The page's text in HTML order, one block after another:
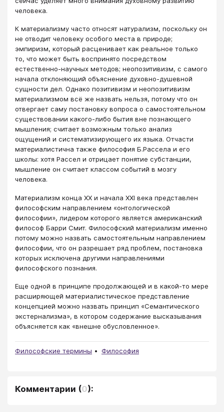
человека.
К материализму часто относят натурализм, поскольку он
не отводит человеку особого места в природе;
эмпиризм, который расценивает как реальное только
то, что может быть воспринято посредством
естественно-научных методов; неопозитивизм, с самого
начала отклоняющий объяснение духовно-душевной
сущности дел. Однако позитивизм и неопозитивизм
материализмом всё же назвать нельзя, потому что он
отвергает саму постановку вопроса о самостоятельном
существовании какого-либо бытия вне познающего
мышления; считает возможным только анализ
ощущений и систематизирующего их языка. Отчасти
материалистична также философия Б.Рассела и его
школы: хотя Рассел и отрицает понятие субстанции,
мышление он считает классом событий в мозгу
человека.
Материализм конца XX и начала XXI века представлен
философским направлением «онтологической
философии», лидером которого является американский
философ Барри Смит. Философский материализм именно
потому можно назвать самостоятельным направлением
философии, что он разрешает ряд проблем, постановка
которых исключена другими направлениями
философского познания.
Еще одной в принципе продолжающей и в какой-то мере
расширяющей материалистическое представление
концепцией можно назвать принцип «Семантического
экстернализма», в котором содержание высказывания
объясняется как «внешне обусловленное».
Философские термины Философия
Комментарии (0):